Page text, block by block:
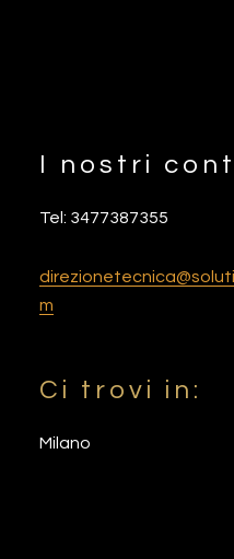
Footer
I nostri
Tel: 3477387355
m
Ci trovi in:
Milano